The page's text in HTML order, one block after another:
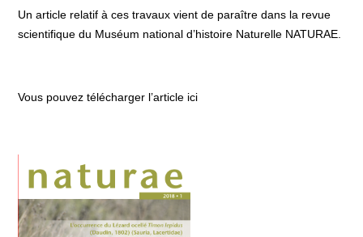
Un article relatif à ces travaux vient de paraître dans la revue
scientifique du Muséum national d’histoire Naturelle NATURAE.
Vous pouvez télécharger l’article ici